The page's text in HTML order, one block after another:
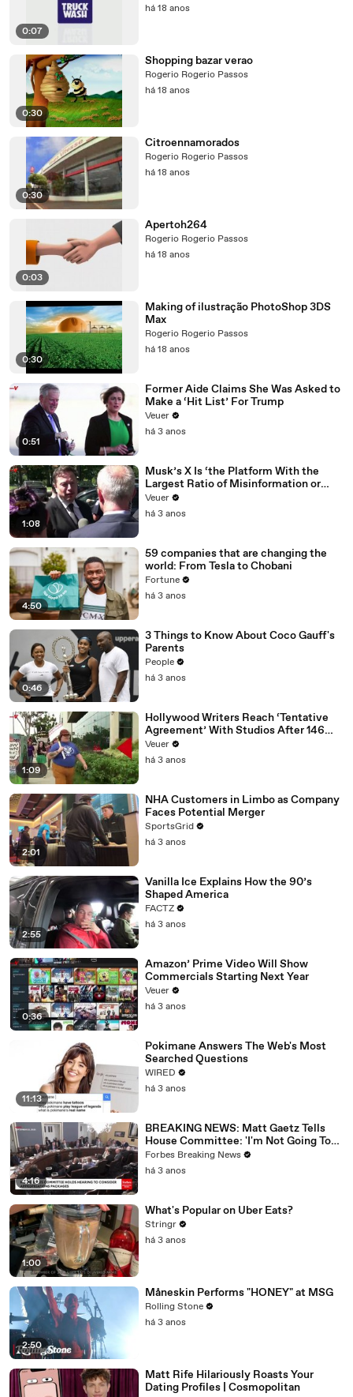
0:07
há 18 anos
0:30
Shopping bazar verao
Rogerio Rogerio Passos
há 18 anos
0:30
Citroennamorados
Rogerio Rogerio Passos
há 18 anos
0:03
Apertoh264
Rogerio Rogerio Passos
há 18 anos
0:30
Making of ilustração PhotoShop 3DS
Max
Rogerio Rogerio Passos
há 18 anos
0:51
Former Aide Claims She Was Asked to
Make a ‘Hit List’ For Trump
Veuer
há 3 anos
1:08
Musk’s X Is ‘the Platform With the
Largest Ratio of Misinformation or
Disinformation’ Amongst All Social
Media Platforms
Veuer
há 3 anos
4:50
59 companies that are changing the
world: From Tesla to Chobani
Fortune
há 3 anos
0:46
3 Things to Know About Coco Gauff's
Parents
People
há 3 anos
1:09
Hollywood Writers Reach ‘Tentative
Agreement’ With Studios After 146
Day Strike
Veuer
há 3 anos
2:01
NHA Customers in Limbo as Company
Faces Potential Merger
SportsGrid
há 3 anos
2:55
Vanilla Ice Explains How the 90’s
Shaped America
FACTZ
há 3 anos
0:36
Amazon’ Prime Video Will Show
Commercials Starting Next Year
Veuer
há 3 anos
11:13
Pokimane Answers The Web's Most
Searched Questions
WIRED
há 3 anos
4:16
BREAKING NEWS: Matt Gaetz Tells
House Committee: 'I'm Not Going To
Vote For A Continuing Resolution'
Forbes Breaking News
há 3 anos
1:00
What's Popular on Uber Eats?
Stringr
há 3 anos
2:50
Måneskin Performs "HONEY" at MSG
Rolling Stone
há 3 anos
Matt Rife Hilariously Roasts Your
Dating Profiles | Cosmopolitan